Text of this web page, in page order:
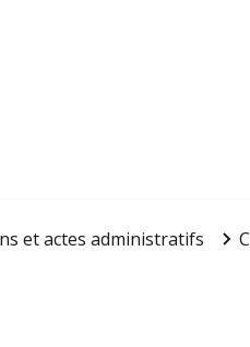
et actes administratifs